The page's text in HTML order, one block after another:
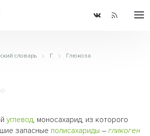
словарь Г Глюкоза
углевод, моносахарид, из которого
запасные полисахариды – гликоген